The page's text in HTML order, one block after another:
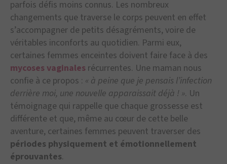
parfois défis moins connus. Les nombreux
changements que traverse le corps peuvent en effet
s’accompagner de petits désagréments, voire de
véritables inconforts au quotidien. Parmi eux,
certaines femmes enceintes doivent faire face à des
mycoses vaginales récurrentes. Une maman nous
confie à ce propos : « à peine que je pensais l’infection
derrière moi, une nouvelle apparaissait déjà ! ». Un
témoignage qui rappelle que chaque grossesse est
différente et que, même au cœur de cette belle
aventure, certaines femmes peuvent traverser des
périodes physiquement et émotionnellement
éprouvantes.